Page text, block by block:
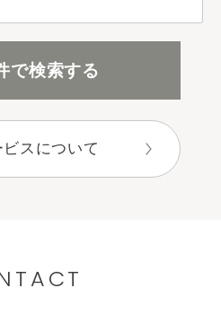
カウンセリング）
セルフ）
で検索する
ビスについて